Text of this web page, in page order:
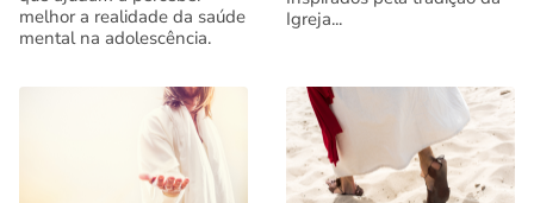
melhor a realidade da saúde
mental na adolescência.
Igreja...